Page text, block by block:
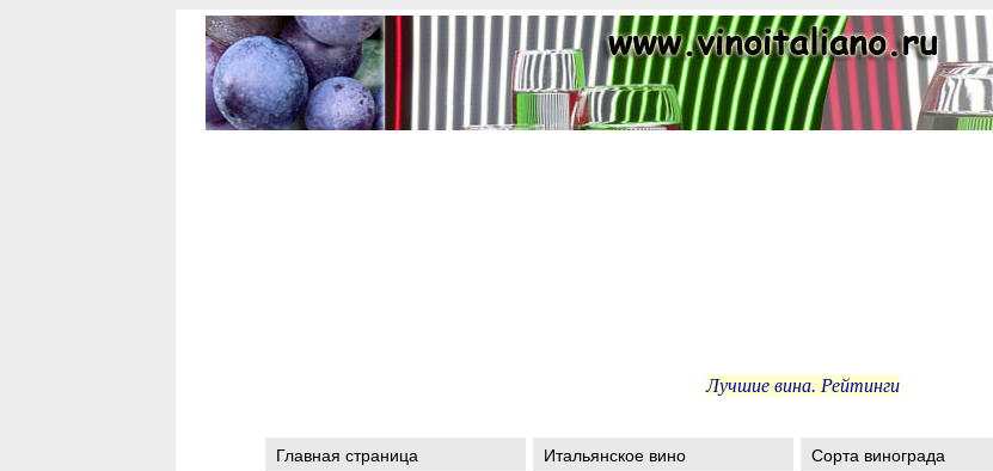
Лучшие вина. Рейтинги
Главная страница Итальянское вино Сорта винограда